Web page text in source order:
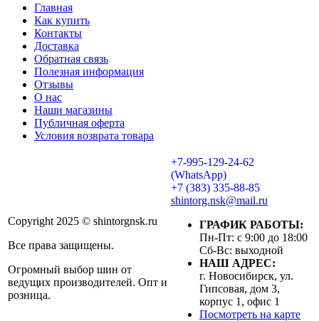
Главная
Как купить
Контакты
Доставка
Обратная связь
Полезная информация
Отзывы
О нас
Наши магазины
Публичная оферта
Условия возврата товара
Copyright 2025 © shintorgnsk.ru
Все права защищены.
Огромный выбор шин от
ведущих производителей. Опт и
розница.
+7-995-129-24-62
(WhatsApp)
+7 (383) 335-88-85
shintorg.nsk@mail.ru
ГРАФИК РАБОТЫ:
Пн-Пт: с 9:00 до 18:00
Сб-Вс: выходной
НАШ АДРЕС:
г. Новосибирск, ул.
Гипсовая, дом 3,
корпус 1, офис 1
Посмотреть на карте